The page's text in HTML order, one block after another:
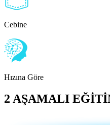
Cebine
Hızına Göre
2 AŞAMALI